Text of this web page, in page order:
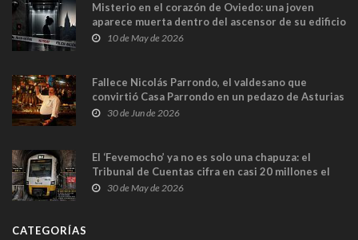
Misterio en el corazón de Oviedo: una joven
aparece muerta dentro del ascensor de su edificio
y las cámaras captan sus últimos minutos
10 de May de 2026
Fallece Nicolás Parrondo, el valdesano que
convirtió Casa Parrondo en un pedazo de Asturias
en Madrid
30 de Jun de 2026
El ‘Fevemocho’ ya no es solo una chapuza: el
Tribunal de Cuentas cifra en casi 20 millones el
sobrecoste de los trenes que no cabían por los
30 de May de 2026
CATEGORÍAS